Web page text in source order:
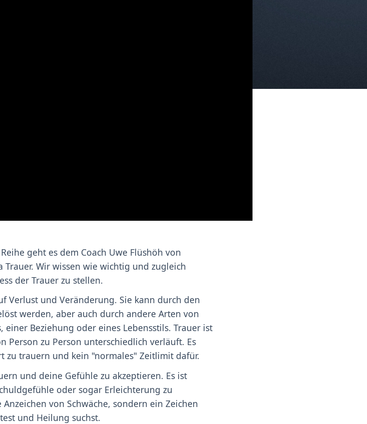
geht es dem Coach Uwe Flüshöh von
Wir wissen wie wichtig und zugleich
der Trauer zu stellen.
Verlust und Veränderung. Sie kann durch den
werden, aber auch durch andere Arten von
einer Beziehung oder eines Lebensstils. Trauer ist
Person zu Person unterschiedlich verläuft. Es
zu trauern und kein "normales" Zeitlimit dafür.
und deine Gefühle zu akzeptieren. Es ist
oder sogar Erleichterung zu
von Schwäche, sondern ein Zeichen
und Heilung suchst.